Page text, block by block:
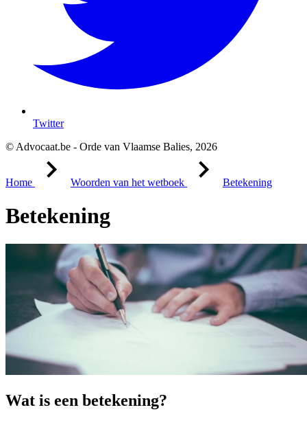
Twitter
© Advocaat.be - Orde van Vlaamse Balies, 2026
Home Woorden van het wetboek Betekening
Betekening
Wat is een betekening?